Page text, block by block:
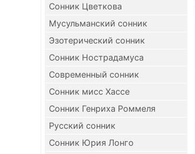
Сонник Цветкова
Мусульманский сонник
Эзотерический сонник
Сонник Нострадамуса
Современный сонник
Сонник мисс Хассе
Сонник Генриха Роммеля
Русский сонник
Сонник Юрия Лонго